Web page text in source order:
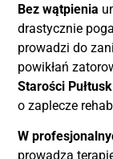
Bez wątpienia
drastycznie
prowadzi do
powikłań
Starości Pułtusk
o zaplecze
W
prowadzą